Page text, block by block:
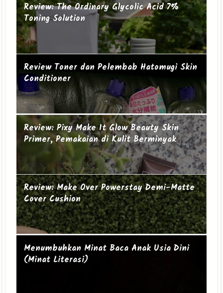
Review: The Ordinary Glycolic Acid 7%
Toning Solution
Review Toner dan Pelembab Hatomugi Skin
Conditioner
Suami-suami Jauh dari Istri
Cucu ke-19
Review: Pixy Make It Glow Beauty Skin
Primer, Pemakaian di Kulit Berminyak
Review: Make Over Powerstay Demi-Matte
Cover Cushion
Mengapa perempuan itu sering geer?
Ibu Introvert
Menumbuhkan Minat Baca Anak Usia Dini
(Minat Literasi)